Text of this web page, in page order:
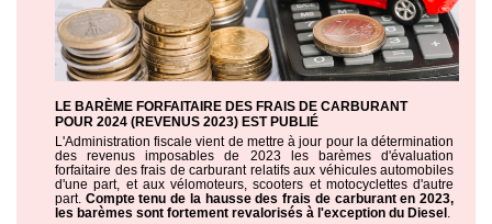
LE BARÈME FORFAITAIRE DES FRAIS DE CARBURANT
POUR 2024 (REVENUS 2023) EST PUBLIÉ
L'Administration fiscale vient de mettre à jour pour la détermination
des revenus imposables de 2023 les barèmes d'évaluation
forfaitaire des frais de carburant relatifs aux véhicules automobiles
d'une part, et aux vélomoteurs, scooters et motocyclettes d'autre
part. Compte tenu de la hausse des frais de carburant en 2023,
les barèmes sont fortement revalorisés à l'exception du Diesel .